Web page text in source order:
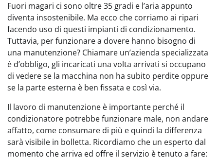
Fuori magari ci sono oltre 35 gradi e l’aria appunto
diventa insostenibile. Ma ecco che corriamo ai ripari
facendo uso di questi impianti di condizionamento.
Tuttavia, per funzionare a dovere hanno bisogno di
una manutenzione? Chiamare un’azienda specializzata
è d’obbligo, gli incaricati una volta arrivati si occupano
di vedere se la macchina non ha subito perdite oppure
se la parte esterna è ben fissata e così via.
Il lavoro di manutenzione è importante perché il
condizionatore potrebbe funzionare male, non andare
affatto, come consumare di più e quindi la differenza
sarà visibile in bolletta. Ricordiamo che un esperto dal
momento che arriva ed offre il servizio è tenuto a fare: